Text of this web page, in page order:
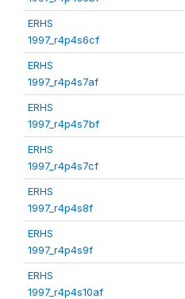
ERHS
1997_r4p4s6cf
ERHS
1997_r4p4s7af
ERHS
1997_r4p4s7bf
ERHS
1997_r4p4s7cf
ERHS
1997_r4p4s8f
ERHS
1997_r4p4s9f
ERHS
1997_r4p4s10af